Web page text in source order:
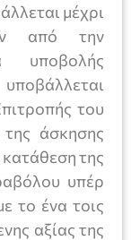
μέχρι
από την
υποβολής
του
άσκησης
κατάθεση της
υπέρ
το ένα τοις
αξίας της